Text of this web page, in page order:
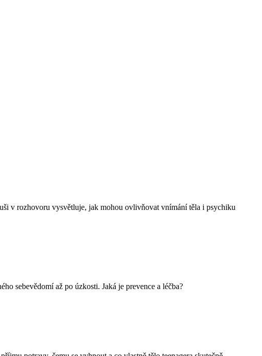
v rozhovoru vysvětluje, jak mohou ovlivňovat vnímání těla i psychiku
sebevědomí až po úzkosti. Jaká je prevence a léčba?